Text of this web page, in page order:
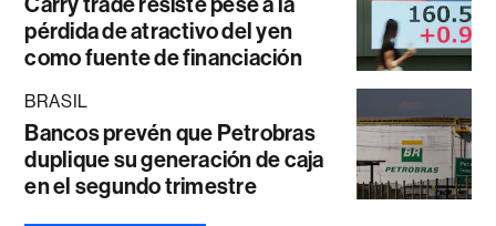
pérdida de atractivo del yen
como fuente de financiación
BRASIL
Bancos prevén que Petrobras
duplique su generación de caja
en el segundo trimestre